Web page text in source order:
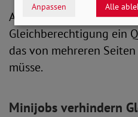
Auch Denise Loop hielt
Gleichberechtigung ein
das von mehreren
müsse.
Minijobs verhindern
Anpassen Alle